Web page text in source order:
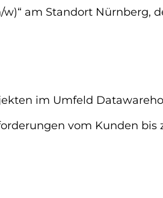
am Standort
im Umfeld
vom Kunden bis